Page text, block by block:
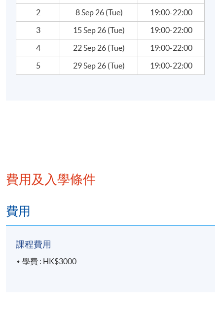
investment decision (I)
IPO valuation - how it works and introduction of
conventional approaches used by institutional
investors
Secondary market valuation - introduce conventional
Jargons used in corporate actions - rights issue, stock
balance sheet impact to impact on your investment
value
報名代碼
開課日期
2
8 Sep 26 (Tue)
19:00-22:00
3
15 Sep 26 (Tue)
19:00-22:00
4
22 Sep 26 (Tue)
19:00-22:00
5
29 Sep 26 (Tue) 19:00-22:00
費用及入學條件
費用
課程費用
學費 : HK$3000